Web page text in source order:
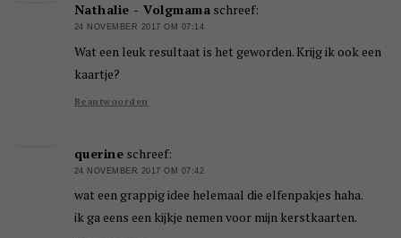
Nathalie - Volgmama schreef:
24 NOVEMBER 2017 OM 07:14
Wat een leuk resultaat is het geworden. Krijg ik ook een
kaartje?
Beantwoorden
querine schreef:
24 NOVEMBER 2017 OM 07:42
wat een grappig idee helemaal die elfenpakjes haha.
ik ga eens een kijkje nemen voor mijn kerstkaarten.